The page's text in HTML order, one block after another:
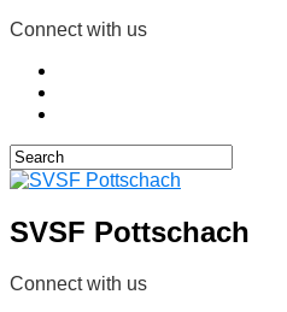
Connect with us
SVSF Pottschach
Connect with us